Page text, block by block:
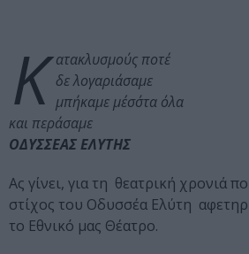
Κ ατακλυσμούς ποτέ
δε λογαριάσαμε
μπήκαμε μέσ΄στα όλα
και περάσαμε
ΟΔΥΣΣΕΑΣ ΕΛΥΤΗΣ
Ας γίνει, για τη θεατρική χρονιά
στίχος του Οδυσσέα Ελύτη
το Εθνικό μας Θέατρο.